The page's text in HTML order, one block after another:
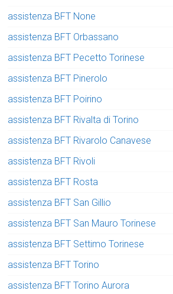
assistenza BFT None
assistenza BFT Orbassano
assistenza BFT Pecetto Torinese
assistenza BFT Pinerolo
assistenza BFT Poirino
assistenza BFT Rivalta di Torino
assistenza BFT Rivarolo Canavese
assistenza BFT Rivoli
assistenza BFT Rosta
assistenza BFT San Gillio
assistenza BFT San Mauro Torinese
assistenza BFT Settimo Torinese
assistenza BFT Torino
assistenza BFT Torino Aurora